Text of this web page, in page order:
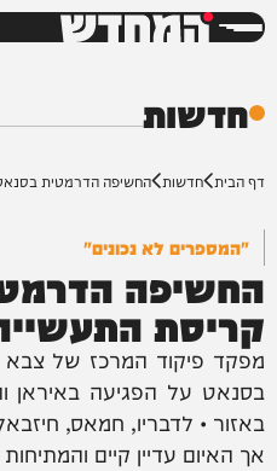
המחדש
חדשות
דף הבית חדשות החשיפה הדרמטית
"המספרים לא נכונים"
החשיפה
קריסת
מפקד פיקוד המרכז של
בסנאט על הפגיעה באיראן
באזור • לדבריו, חמאס,
אך האיום עדיין קיים